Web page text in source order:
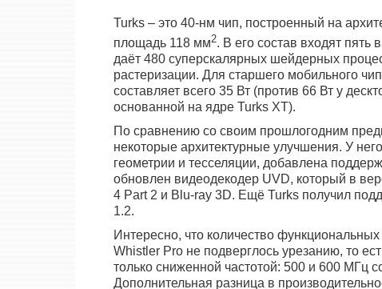
Turks – это 40-нм чип, построенный на
площадь 118 мм2. В его состав входят пять
даёт 480 суперскалярных шейдерных
растеризации. Для старшего мобильного
составляет всего 35 Вт (против 66 Вт у
основанной на ядре Turks XT).
По сравнению со своим прошлогодним
некоторые архитектурные улучшения. У
геометрии и тесселяции, добавлена
обновлен видеодекодер UVD, который в
4 Part 2 и Blu-ray 3D. Ещё Turks получил
1.2.
Интересно, что количество
Whistler Pro не подверглось урезанию, то
только сниженной частотой: 500 и 600 МГц
Дополнительная разница в